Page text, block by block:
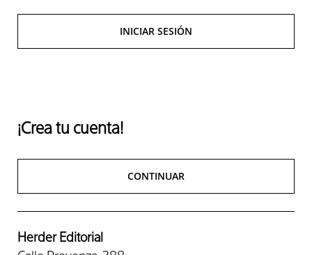
INICIAR SESIÓN
¡Crea tu cuenta!
CONTINUAR
Herder Editorial